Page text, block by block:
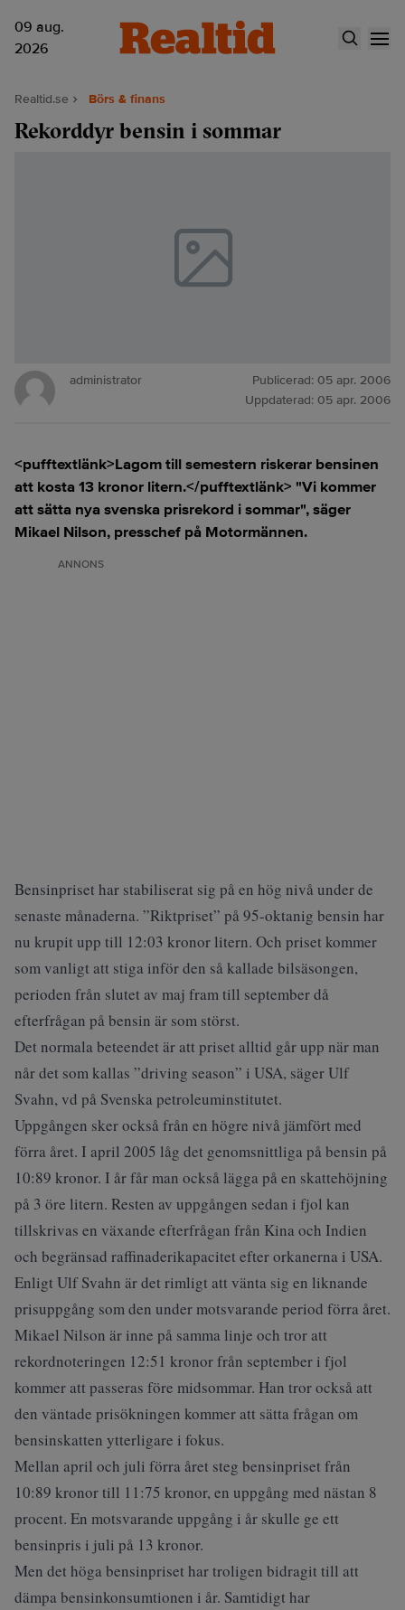
09 aug.
2026
Realtid.se Börs & finans
Rekorddyr bensin i sommar
administrator Publicerad: 05 apr. 2006
Uppdaterad: 05 apr. 2006
<pufftextlänk>Lagom till semestern riskerar bensinen
att kosta 13 kronor litern.</pufftextlänk> "Vi kommer
att sätta nya svenska prisrekord i sommar", säger
Mikael Nilson, presschef på Motormännen.
ANNONS
Bensinpriset har stabiliserat sig på en hög nivå under de
senaste månaderna. ”Riktpriset” på 95-oktanig bensin har
nu krupit upp till 12:03 kronor litern. Och priset kommer
som vanligt att stiga inför den så kallade bilsäsongen,
perioden från slutet av maj fram till september då
efterfrågan på bensin är som störst.
Det normala beteendet är att priset alltid går upp när man
når det som kallas ”driving season” i USA, säger Ulf
Svahn, vd på Svenska petroleuminstitutet.
Uppgången sker också från en högre nivå jämfört med
förra året. I april 2005 låg det genomsnittliga på bensin på
10:89 kronor. I år får man också lägga på en skattehöjning
på 3 öre litern. Resten av uppgången sedan i fjol kan
tillskrivas en växande efterfrågan från Kina och Indien
och begränsad raffinaderikapacitet efter orkanerna i USA.
Enligt Ulf Svahn är det rimligt att vänta sig en liknande
prisuppgång som den under motsvarande period förra året.
Mikael Nilson är inne på samma linje och tror att
rekordnoteringen 12:51 kronor från september i fjol
kommer att passeras före midsommar. Han tror också att
den väntade prisökningen kommer att sätta frågan om
bensinskatten ytterligare i fokus.
Mellan april och juli förra året steg bensinpriset från
10:89 kronor till 11:75 kronor, en uppgång med nästan 8
procent. En motsvarande uppgång i år skulle ge ett
bensinpris i juli på 13 kronor.
Men det höga bensinpriset har troligen bidragit till att
dämpa bensinkonsumtionen i år. Samtidigt har